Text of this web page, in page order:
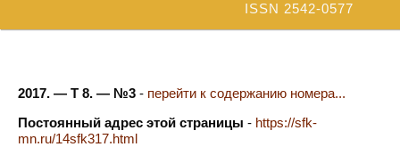
ISSN 2542-0577
2017. — Т 8. — №3 - перейти к содержанию номера...
Постоянный адрес этой страницы - https://sfk-
mn.ru/14sfk317.html